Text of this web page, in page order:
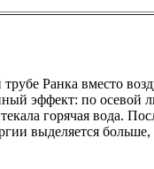
Ранка вместо
эффект: по осевой
горячая вода.
выделяется больше,